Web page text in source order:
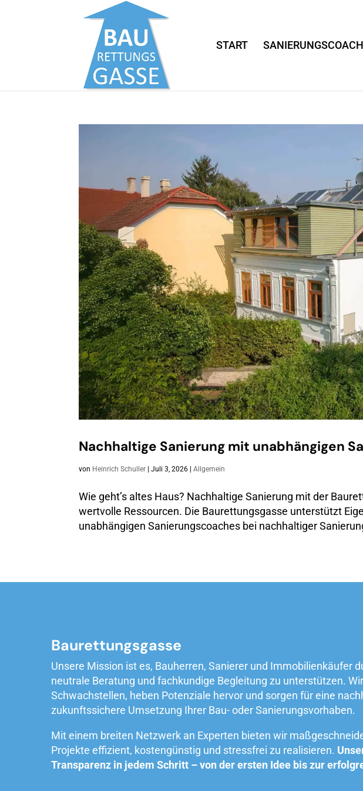
START SANIERUNGSCOACH
Nachhaltige Sanierung mit unabhängigen
von Heinrich Schuller |Juli 3, 2026 |Allgemein
Wie geht’s altes Haus? Nachhaltige Sanierung mit der
wertvolle Ressourcen. Die Baurettungsgasse unterstützt
unabhängigen Sanierungscoaches bei nachhaltiger
Baurettungsgasse
Unsere Mission ist es, Bauherren, Sanierer und Immobilienkäufer
neutrale Beratung und fachkundige Begleitung zu unterstützen.
Schwachstellen, heben Potenziale hervor und sorgen für eine
zukunftssichere Umsetzung Ihrer Bau- oder Sanierungsvorhaben.
Mit einem breiten Netzwerk an Experten bieten wir
Projekte effizient, kostengünstig und stressfrei zu realisieren.
Transparenz in jedem Schritt – von der ersten Idee bis zur